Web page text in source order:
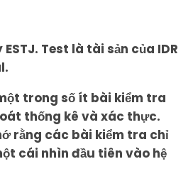
ESTJ. Test là tài sản của IDR
trong số ít bài kiểm tra
thống kê và xác thực.
rằng các bài kiểm tra chỉ
cái nhìn đầu tiên vào hệ